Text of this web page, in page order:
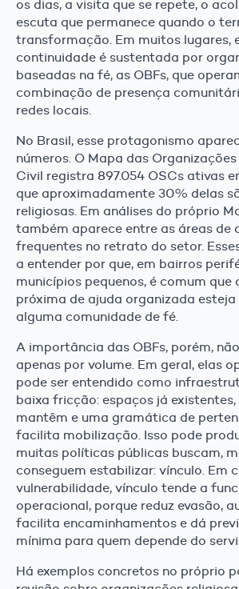
os dias, a visita que se repete, o
escuta que permanece quando o
transformação. Em muitos lugares,
continuidade é sustentada por
baseadas na fé, as OBFs, que
combinação de presença
redes locais.
No Brasil, esse protagonismo
números. O Mapa das
Civil registra 897.054 OSCs ativas
que aproximadamente 30% delas
religiosas. Em análises do próprio
também aparece entre as áreas de
frequentes no retrato do setor.
a entender por que, em bairros
municípios pequenos, é comum que
próxima de ajuda organizada
alguma comunidade de fé.
A importância das OBFs, porém,
apenas por volume. Em geral, elas
pode ser entendido como
baixa fricção: espaços já
mantêm e uma gramática de
facilita mobilização. Isso pode
muitas políticas públicas buscam,
conseguem estabilizar: vínculo. Em
vulnerabilidade, vínculo tende a
operacional, porque reduz evasão,
facilita encaminhamentos e dá
mínima para quem depende do
Há exemplos concretos no próprio